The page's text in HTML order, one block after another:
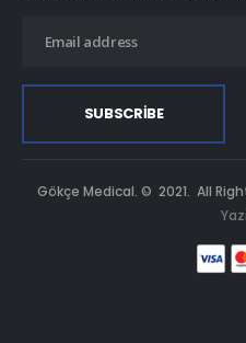
Gökçe Medical. © 2021. All